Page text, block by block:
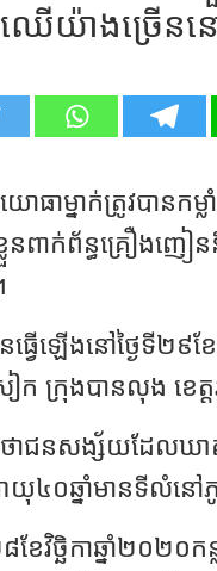
ាងច្រើននៅ
យោធាម្នាក់ត្រូវបានក
ខ្លួនពាក់ព័ន្ធគ្រឿង
នធ្វើឡើងនៅថ្ងៃទី២
ក ក្រុងបានលុង ខេត្
ាជនសង្ស័យដែលឃា
ាយុ៤០ឆ្នាំមានទីលំន
ខែវិច្ឆិកាឆ្នាំ២០២